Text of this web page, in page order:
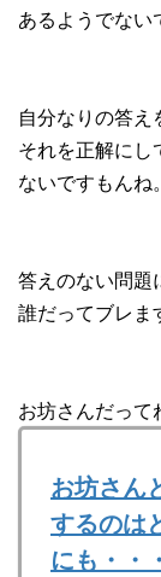
あるようでない
自分なりの答え
それを正解にし
ないですもんね。
答えのない問題
誰だってブレま
お坊さんだって
お坊さん
するのは
にも・・・